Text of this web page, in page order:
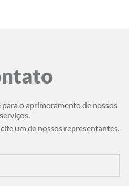
o aprimoramento de nossos
serviços.
um de nossos representantes.